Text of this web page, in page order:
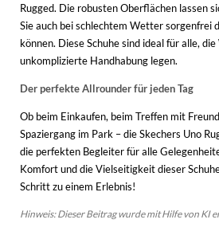
Rugged. Die robusten Oberflächen lassen
Sie auch bei schlechtem Wetter sorgenfrei
können. Diese Schuhe sind ideal für alle,
unkomplizierte Handhabung legen.
Der perfekte Allrounder für jeden Tag
Ob beim Einkaufen, beim Treffen mit
Spaziergang im Park – die Skechers Uno
die perfekten Begleiter für alle
Komfort und die Vielseitigkeit dieser
Schritt zu einem Erlebnis!
Hinweis: Dieser Beitrag wurde mit Hilfe von KI